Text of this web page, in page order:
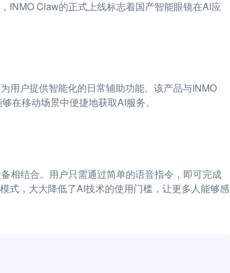
INMO Claw的正式上线标志着国产智能眼镜在AI应
用户提供智能化的日常辅助功能。该产品与INMO
在移动场景中便捷地获取AI服务。
相结合。用户只需通过简单的语音指令，即可完成
式，大大降低了AI技术的使用门槛，让更多人能够感